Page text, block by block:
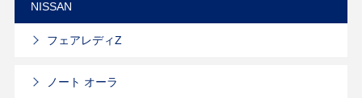
NISSAN
フェアレディZ
ノート オーラ